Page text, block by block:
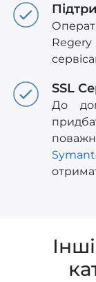
Regery
SSL
До